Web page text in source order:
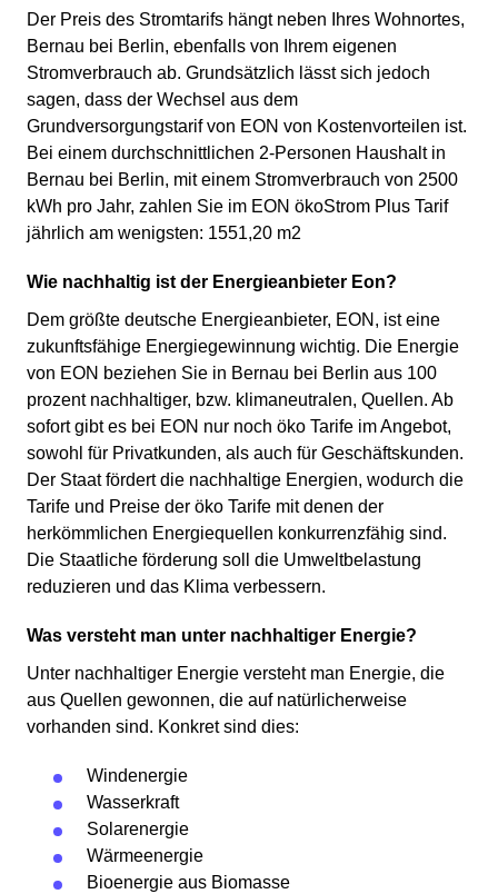
Der Preis des Stromtarifs hängt neben Ihres Wohnortes,
Bernau bei Berlin, ebenfalls von Ihrem eigenen
Stromverbrauch ab. Grundsätzlich lässt sich jedoch
sagen, dass der Wechsel aus dem
Grundversorgungstarif von EON von Kostenvorteilen ist.
Bei einem durchschnittlichen 2-Personen Haushalt in
Bernau bei Berlin, mit einem Stromverbrauch von 2500
kWh pro Jahr, zahlen Sie im EON ökoStrom Plus Tarif
jährlich am wenigsten: 1551,20 m2
Wie nachhaltig ist der Energieanbieter Eon?
Dem größte deutsche Energieanbieter, EON, ist eine
zukunftsfähige Energiegewinnung wichtig. Die Energie
von EON beziehen Sie in Bernau bei Berlin aus 100
prozent nachhaltiger, bzw. klimaneutralen, Quellen. Ab
sofort gibt es bei EON nur noch öko Tarife im Angebot,
sowohl für Privatkunden, als auch für Geschäftskunden.
Der Staat fördert die nachhaltige Energien, wodurch die
Tarife und Preise der öko Tarife mit denen der
herkömmlichen Energiequellen konkurrenzfähig sind.
Die Staatliche förderung soll die Umweltbelastung
reduzieren und das Klima verbessern.
Was versteht man unter nachhaltiger Energie?
Unter nachhaltiger Energie versteht man Energie, die
aus Quellen gewonnen, die auf natürlicherweise
vorhanden sind. Konkret sind dies:
Windenergie
Wasserkraft
Solarenergie
Wärmeenergie
Bioenergie aus Biomasse